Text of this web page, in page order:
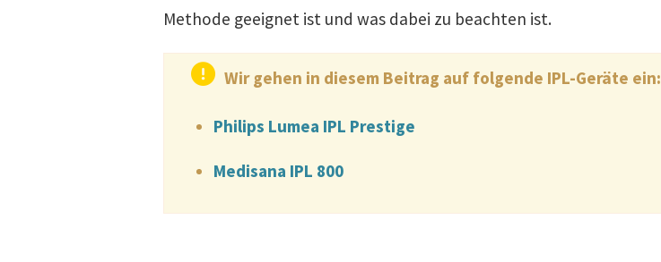
Methode geeignet ist und was dabei zu beachten ist.
Wir gehen in diesem Beitrag auf folgende IPL-Geräte ein:
Philips Lumea IPL Prestige
Medisana IPL 800